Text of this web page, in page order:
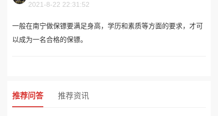
2021-8-22 22:31:52
一般在南宁做保镖要满足身高，学历和素质等方面的要求，才可
以成为一名合格的保镖。
推荐问答 推荐资讯